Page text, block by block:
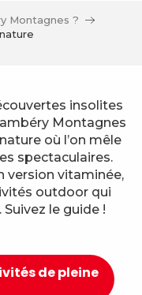
Montagnes ?
insolites
Montagnes
où l’on mêle
spectaculaires.
version vitaminée,
outdoor qui
le guide !
de pleine